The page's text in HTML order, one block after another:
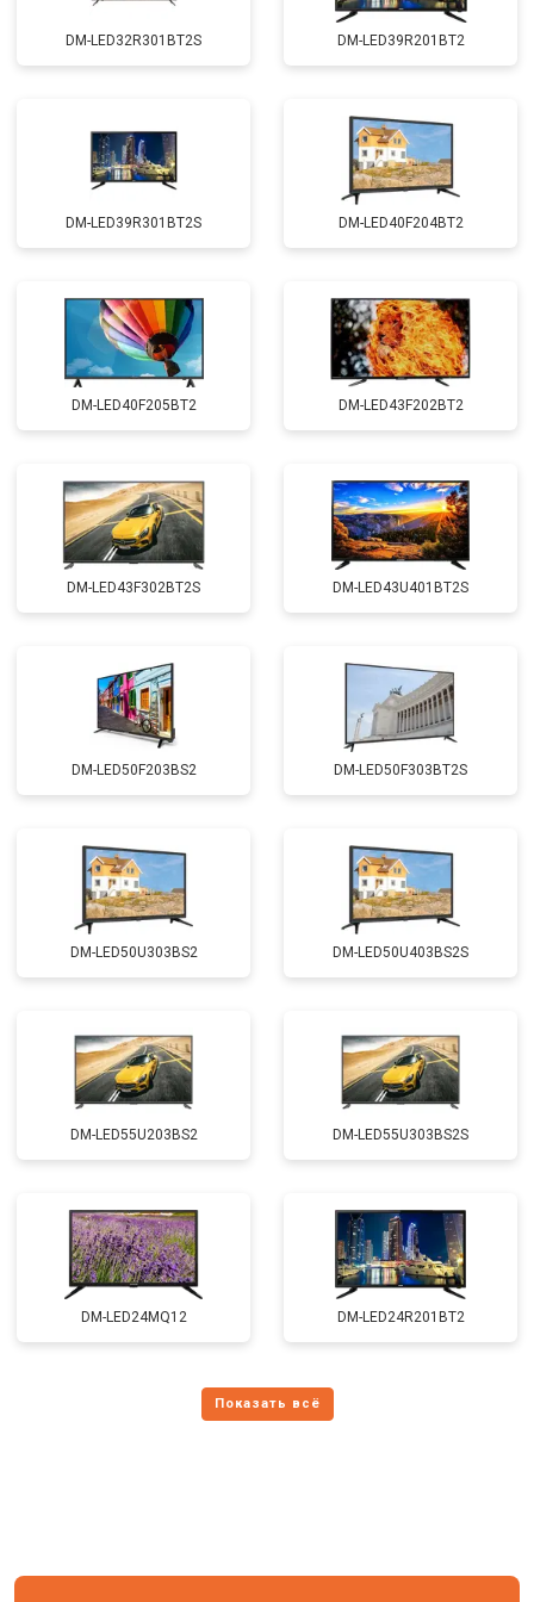
DM-LED32R301BT2S DM-LED39R201BT2
DM-LED39R301BT2S DM-LED40F204BT2
DM-LED40F205BT2 DM-LED43F202BT2
DM-LED43F302BT2S DM-LED43U401BT2S
DM-LED50F203BS2 DM-LED50F303BT2S
DM-LED50U303BS2 DM-LED50U403BS2S
DM-LED55U203BS2 DM-LED55U303BS2S
DM-LED24MQ12 DM-LED24R201BT2